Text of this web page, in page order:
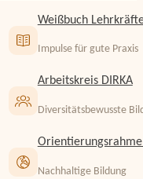
Weißbuch
Impulse für gute Praxis
Arbeitskreis DIRKA
Diversitätsbewusste
Nachhaltige Bildung